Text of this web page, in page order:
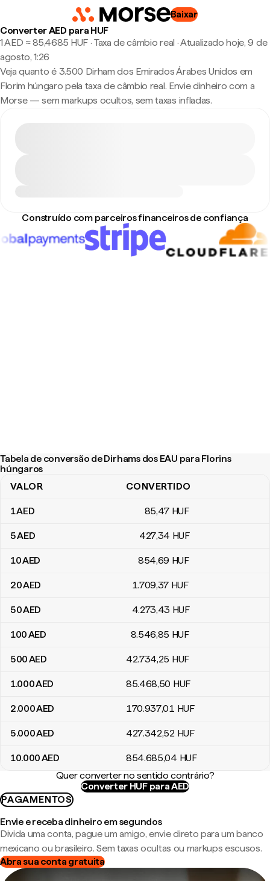
Baixar
Converter AED para HUF
1 AED ≈ 85,4685 HUF · Taxa de câmbio real ·Atualizado hoje, 9 de
agosto, 1:26
Veja quanto é 3.500 Dirham dos Emirados Árabes Unidos em
Florim húngaro pela taxa de câmbio real. Envie dinheiro com a
Morse — sem markups ocultos, sem taxas infladas.
Construído com parceiros financeiros de confiança
Tabela de conversão de Dirhams dos EAU para Florins
húngaros
Tabela de conversão de Dirhams dos EAU para Florins húngaros
VALOR CONVERTIDO
1AED 85,47 HUF
5AED 427,34 HUF
10AED 854,69 HUF
20AED 1.709,37 HUF
50AED 4.273,43 HUF
100AED 8.546,85 HUF
500AED 42.734,25 HUF
1.000AED 85.468,50 HUF
2.000AED 170.937,01 HUF
5.000AED 427.342,52 HUF
10.000AED 854.685,04 HUF
Quer converter no sentido contrário?
Converter HUF para AED
PAGAMENTOS
Envie e receba dinheiro em segundos
Divida uma conta, pague um amigo, envie direto para um banco
mexicano ou brasileiro. Sem taxas ocultas ou markups escusos.
Abra sua conta gratuita